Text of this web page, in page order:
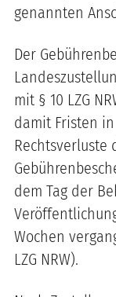
genannten
Der
mit § 10 LZG
damit Fristen
Rechtsverluste
dem Tag der
Wochen
LZG NRW).